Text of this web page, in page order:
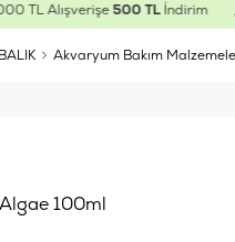
TL Alışverişe500 TLİndirim
BALIK Akvaryum Bakım
100ml